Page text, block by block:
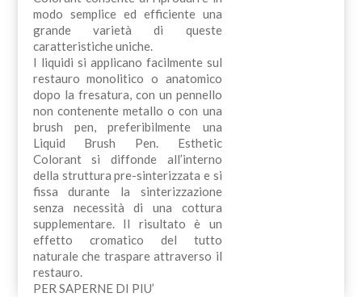
modo semplice ed efficiente una
grande varietà di queste
caratteristiche uniche.
I liquidi si applicano facilmente sul
restauro monolitico o anatomico
dopo la fresatura, con un pennello
non contenente metallo o con una
brush pen, preferibilmente una
Liquid Brush Pen. Esthetic
Colorant si diffonde all’interno
della struttura pre-sinterizzata e si
fissa durante la sinterizzazione
senza necessità di una cottura
supplementare. Il risultato è un
effetto cromatico del tutto
naturale che traspare attraverso il
restauro.
PER SAPERNE DI PIU’